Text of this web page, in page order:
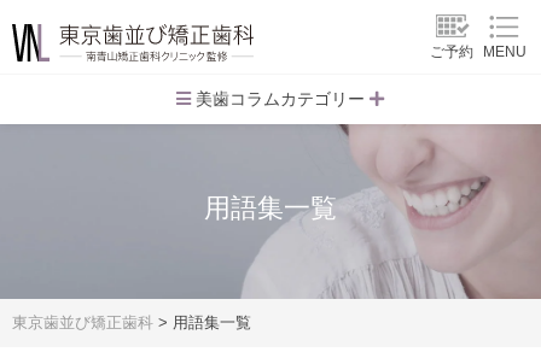
ご予約 MENU
美歯コラムカテゴリー
用語集一覧
東京歯並び矯正歯科 > 用語集一覧